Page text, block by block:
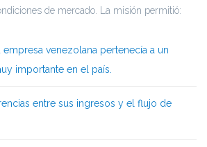
de mercado. La misión permitió:
empresa venezolana pertenecía a un
importante en el país.
entre sus ingresos y el flujo de